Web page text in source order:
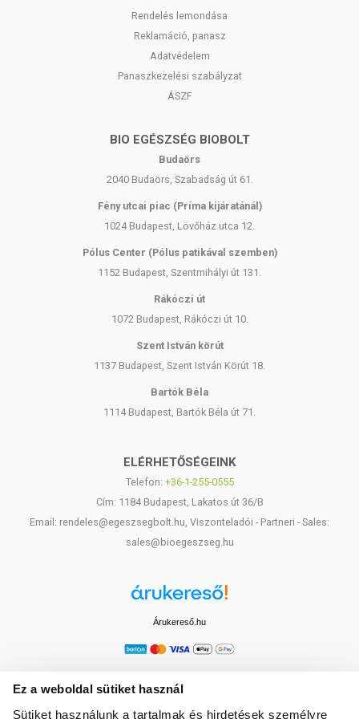
Ez a weboldal sütiket használ
Sütiket használunk a tartalmak és hirdetések személyre
allergiás! Kisgyermektől elzárva tartandó!
Rendelés lemondása
Reklamáció, panasz
Adatvédelem
Panaszkezelési szabályzat
ÁSZF
BIO EGÉSZSÉG BIOBOLT
Budaörs
2040 Budaörs, Szabadság út 61.
Fény utcai piac (Príma kijáratánál)
1024 Budapest, Lövőház utca 12.
Pólus Center (Pólus patikával szemben)
1152 Budapest, Szentmihályi út 131.
Rákóczi út
1072 Budapest, Rákóczi út 10.
Szent István körút
1137 Budapest, Szent István Körút 18.
Bartók Béla
1114 Budapest, Bartók Béla út 71.
ELÉRHETŐSÉGEINK
Telefon: +36-1-255-0555
Cím: 1184 Budapest, Lakatos út 36/B
Email: rendeles@egeszsegbolt.hu, Viszonteladói - Partneri - Sales:
sales@bioegeszseg.hu
Árukereső.hu